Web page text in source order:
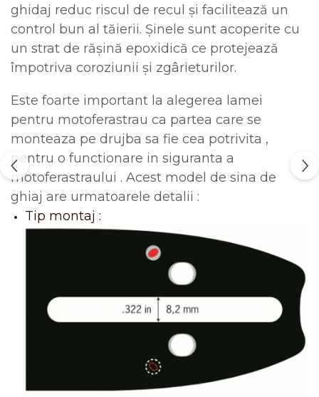
ghidaj reduc riscul de recul și facilitează un
control bun al tăierii. Șinele sunt acoperite cu
un strat de rășină epoxidică ce protejează
împotriva coroziunii și zgârieturilor.
Este foarte important la alegerea lamei
pentru motoferastrau ca partea care se
monteaza pe drujba sa fie cea potrivita ,
pentru o functionare in siguranta a
motoferastraului . Acest model de sina de
ghiaj are urmatoarele detalii :
Tip montaj :